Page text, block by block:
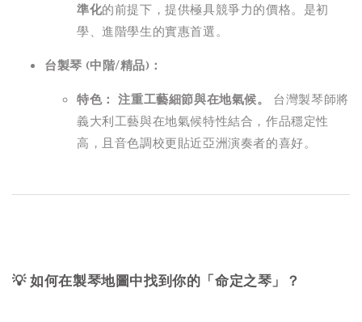
準化的前提下，提供極具競爭力的價格。是初
學、進階學生的實惠首選。
台製琴 (中階/精品)：
特色： 注重工藝細節與在地氣候。
台灣製琴師將
義大利工藝與在地氣候特性結合，作品穩定性
高，且音色調校更貼近亞洲演奏者的喜好。
💡 如何在製琴地圖中找到你的「命定之琴」？